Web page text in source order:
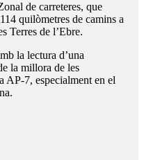
de carreteres, que
quilòmetres de camins a
Terres de l’Ebre.
la lectura d’una
la millora de les
AP-7, especialment en el